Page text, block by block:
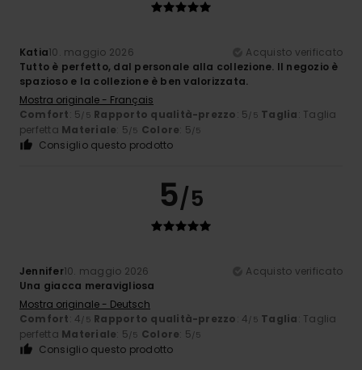
Katia10. maggio 2026
Acquisto verificato
Tutto è perfetto, dal personale alla collezione. Il negozio è
spazioso e la collezione è ben valorizzata.
Mostra originale - Français
Comfort: 5/5 Rapporto qualità-prezzo: 5/5 Taglia: Taglia
perfetta Materiale: 5/5 Colore: 5/5
Consiglio questo prodotto
5/5
Jennifer10. maggio 2026
Acquisto verificato
Una giacca meravigliosa
Mostra originale - Deutsch
Comfort: 4/5 Rapporto qualità-prezzo: 4/5 Taglia: Taglia
perfetta Materiale: 5/5 Colore: 5/5
Consiglio questo prodotto